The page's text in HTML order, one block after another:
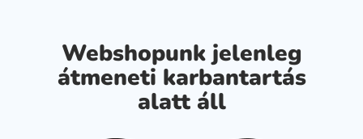
Webshopunk jelenleg
átmeneti karbantartás
alatt áll